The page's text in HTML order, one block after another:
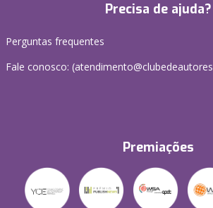
Precisa de ajuda?
Perguntas frequentes
Fale conosco:
Premiações